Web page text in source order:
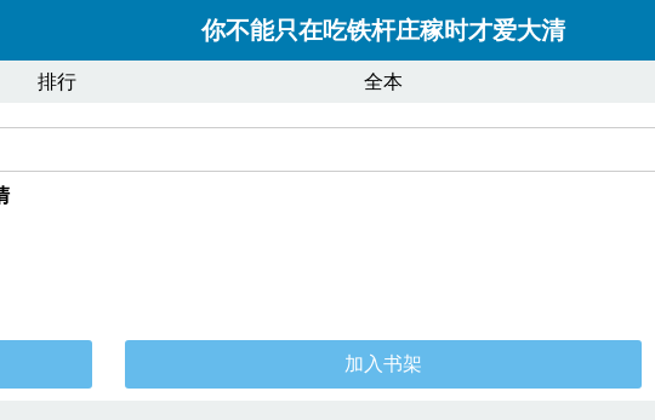
你不能只在吃铁杆庄稼时才爱大清
排行 全本
加入书架